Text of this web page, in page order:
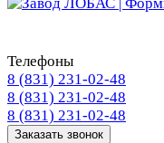
Телефоны
8 (831) 231-02-48
8 (831) 231-02-48
8 (831) 231-02-48
Заказать звонок